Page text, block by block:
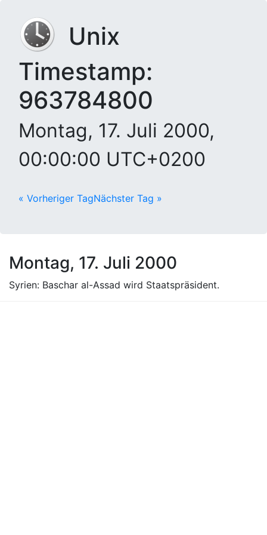
Unix
Timestamp:
963784800
Montag, 17. Juli 2000,
00:00:00 UTC+0200
« Vorheriger TagNächster Tag »
Montag, 17. Juli 2000
Syrien: Baschar al-Assad wird Staatspräsident.